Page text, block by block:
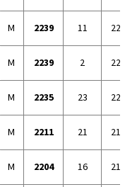
M 2239 11
M 2239 2
M 2235 23
M 2211 21
M 2204 16